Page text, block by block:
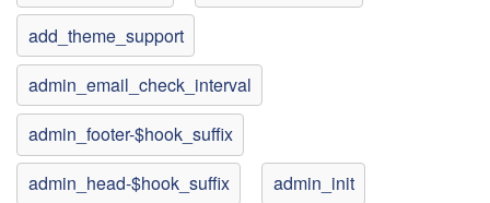
add_theme_support
admin_email_check_interval
admin_footer-$hook_suffix
admin_head-$hook_suffix
admin_init